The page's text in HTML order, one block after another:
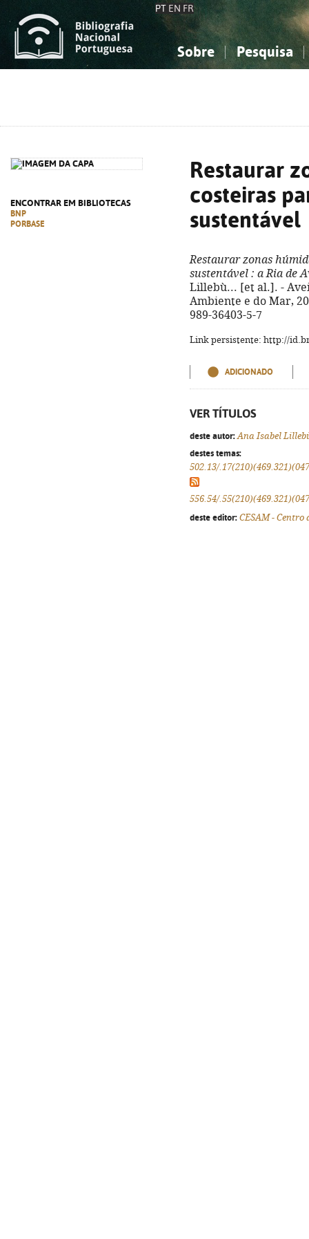
PT EN FR
Sobre Pesquisa
ENCONTRAR EM BIBLIOTECAS
BNP
PORBASE
Restaurar
costeiras
sustentável
Restaurar zonas
sustentável : a Ria de
Lillebù... [et al.]. -
Ambiente e do Mar,
989-36403-5-7
Link persistente: http://
ADICIONADO
VER TÍTULOS
deste autor: Ana Isabel
destes temas:
502.13/
556.54/
deste editor: CESAM - Centro